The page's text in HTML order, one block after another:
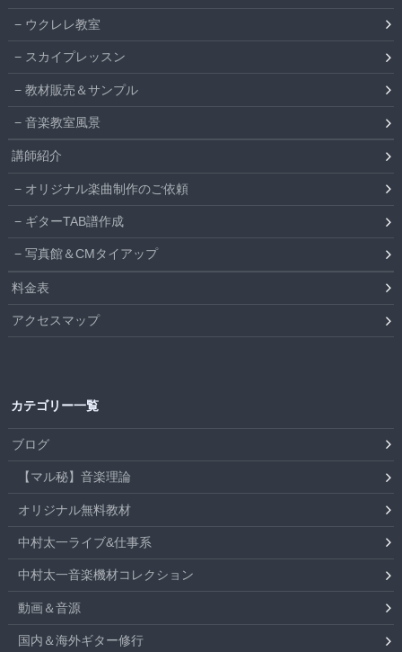
ウクレレ教室
スカイプレッスン
教材販売＆サンプル
音楽教室風景
講師紹介
オリジナル楽曲制作のご依頼
ギターTAB譜作成
写真館＆CMタイアップ
料金表
アクセスマップ
カテゴリー一覧
ブログ
【マル秘】音楽理論
オリジナル無料教材
中村太一ライブ&仕事系
中村太一音楽機材コレクション
動画＆音源
国内＆海外ギター修行